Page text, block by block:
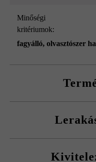
Minőségi
kritériumok:
fagyálló, olvasztószer
kövekkel, sarokkő-
Falakhoz és
kitöltőbeton javasolt